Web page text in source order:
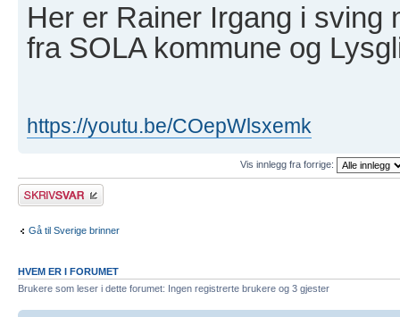
Her er Rainer Irgang i sving
fra SOLA kommune og
https://youtu.be/COepWlsxemk
Vis innlegg fra forrige:
Skriv et svar
Gå til Sverige brinner
HVEM ER I FORUMET
Brukere som leser i dette forumet: Ingen registrerte brukere og 3 gjester